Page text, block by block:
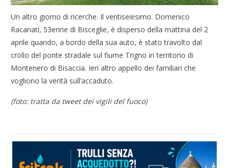
Un altro giorno di ricerche. Il ventiseiesimo. Domenico
Racanati, 53enne di Bisceglie, è disperso della mattina del 2
aprile quando, a bordo della sua auto, è stato travolto dal
crollo del ponte stradale sul fiume Trigno in territorio di
Montenero di Bisaccia. Ieri altro appello dei familiari che
vogliono la verità sull’accaduto.
(foto: tratta da tweet dei vigili del fuoco)